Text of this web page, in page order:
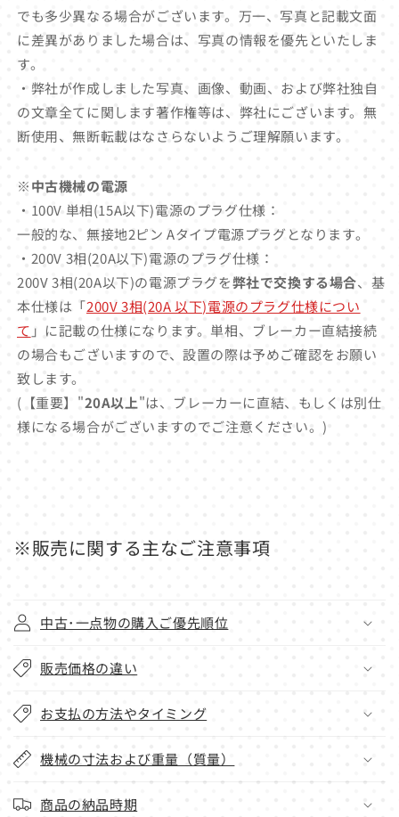
でも多少異なる場合がございます。万一、写真と記載文面
に差異がありました場合は、写真の情報を優先といたしま
す。
・弊社が作成しました写真、画像、動画、および弊社独自
の文章全てに関します著作権等は、弊社にございます。無
断使用、無断転載はなさらないようご理解願います。
※中古機械の電源
・100V 単相(15A以下)電源のプラグ仕様：
一般的な、無接地2ピン Aタイプ電源プラグとなります。
・200V 3相(20A以下)電源のプラグ仕様：
200V 3相(20A以下)の電源プラグを弊社で交換する場合、基
本仕様は「200V 3相(20A 以下)電源のプラグ仕様につい
て 」に記載の仕様になります。単相、ブレーカー直結接続
の場合もございますので、設置の際は予めご確認をお願い
致します。
(【重要】"20A以上"は、ブレーカーに直結、もしくは別仕
様になる場合がございますのでご注意ください。)
※販売に関する主なご注意事項
中古･一点物の購入ご優先順位
販売価格の違い
お支払の方法やタイミング
機械の寸法および重量（質量）
商品の納品時期